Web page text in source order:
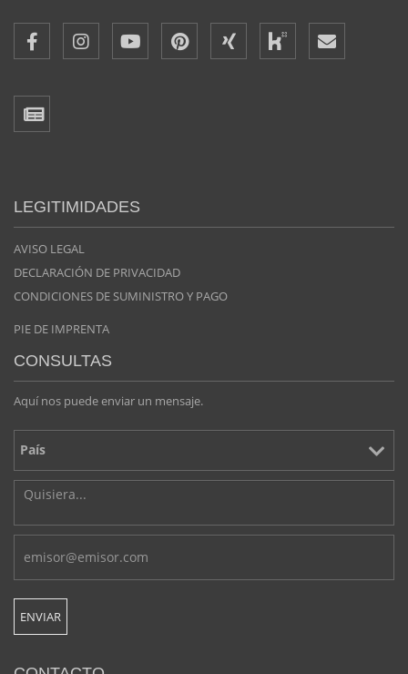
LEGITIMIDADES
AVISO LEGAL
DECLARACIÓN DE PRIVACIDAD
CONDICIONES DE SUMINISTRO Y PAGO
PIE DE IMPRENTA
CONSULTAS
Aquí nos puede enviar un mensaje.